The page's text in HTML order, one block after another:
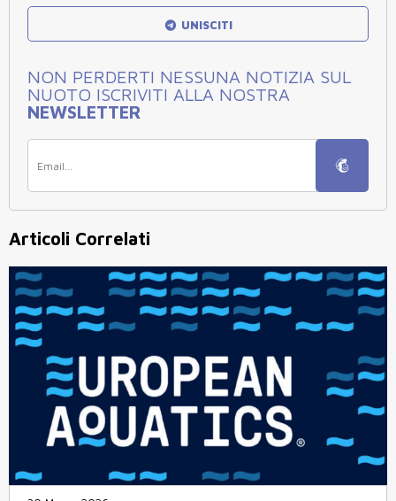
UNISCITI
NON PERDERTI NESSUNA NOTIZIA SUL
NUOTO ISCRIVITI ALLA NOSTRA
NEWSLETTER
Articoli Correlati